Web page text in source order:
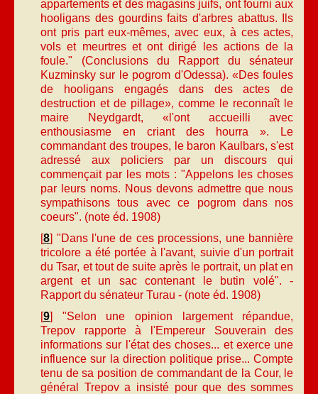
appartements et des magasins juifs, ont fourni aux
hooligans des gourdins faits d'arbres abattus. Ils
ont pris part eux-mêmes, avec eux, à ces actes,
vols et meurtres et ont dirigé les actions de la
foule." (Conclusions du Rapport du sénateur
Kuzminsky sur le pogrom d'Odessa). «Des foules
de hooligans engagés dans des actes de
destruction et de pillage», comme le reconnaît le
maire Neydgardt, «l'ont accueilli avec
enthousiasme en criant des hourra ». Le
commandant des troupes, le baron Kaulbars, s'est
adressé aux policiers par un discours qui
commençait par les mots : "Appelons les choses
par leurs noms. Nous devons admettre que nous
sympathisons tous avec ce pogrom dans nos
coeurs". (note éd. 1908)
[8] "Dans l'une de ces processions, une bannière
tricolore a été portée à l'avant, suivie d'un portrait
du Tsar, et tout de suite après le portrait, un plat en
argent et un sac contenant le butin volé". -
Rapport du sénateur Turau - (note éd. 1908)
[9] "Selon une opinion largement répandue,
Trepov rapporte à l'Empereur Souverain des
informations sur l'état des choses... et exerce une
influence sur la direction politique prise... Compte
tenu de sa position de commandant de la Cour, le
général Trepov a insisté pour que des sommes